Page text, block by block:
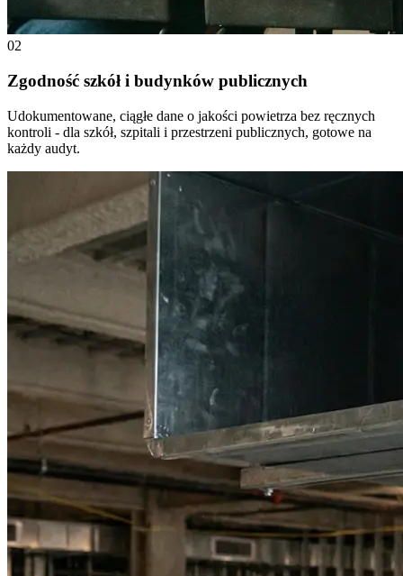
02
Zgodność szkół i budynków publicznych
Udokumentowane, ciągłe dane o jakości powietrza bez ręcznych
kontroli - dla szkół, szpitali i przestrzeni publicznych, gotowe na
każdy audyt.